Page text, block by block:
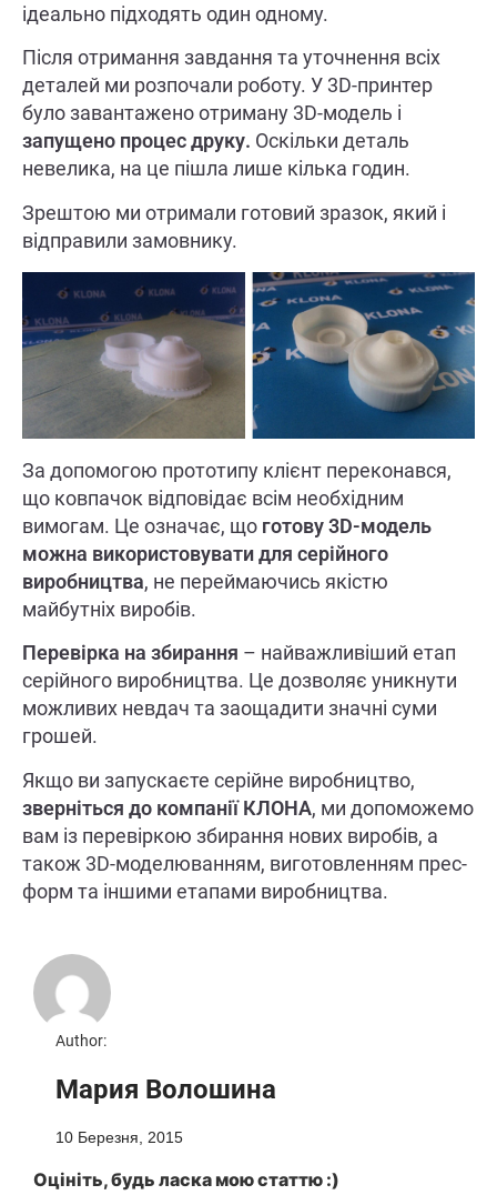
ідеально підходять один одному.
Після отримання завдання та уточнення всіх
деталей ми розпочали роботу. У 3D-принтер
було завантажено отриману 3D-модель і
запущено процес друку. Оскільки деталь
невелика, на це пішла лише кілька годин.
Зрештою ми отримали готовий зразок, який і
відправили замовнику.
За допомогою прототипу клієнт переконався,
що ковпачок відповідає всім необхідним
вимогам. Це означає, що готову 3D-модель
можна використовувати для серійного
виробництва, не переймаючись якістю
майбутніх виробів.
Перевірка на збирання – найважливіший етап
серійного виробництва. Це дозволяє уникнути
можливих невдач та заощадити значні суми
грошей.
Якщо ви запускаєте серійне виробництво,
зверніться до компанії КЛОНА, ми допоможемо
вам із перевіркою збирання нових виробів, а
також 3D-моделюванням, виготовленням прес-
форм та іншими етапами виробництва.
Author:
Мария Волошина
10 Березня, 2015
Оцініть, будь ласка мою статтю :)